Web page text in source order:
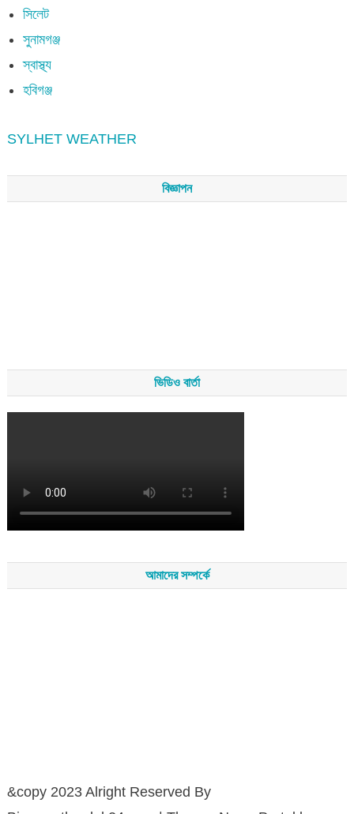
সিলেট
সুনামগঞ্জ
স্বাস্থ্য
হবিগঞ্জ
SYLHET WEATHER
বিজ্ঞাপন
ভিডিও বার্তা
আমাদের সম্পর্কে
&copy 2023 Alright Reserved By